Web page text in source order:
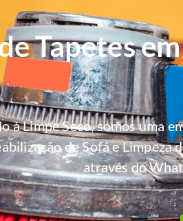
Tapetes
à Limpe Seco, somos uma
de Sofá e Limpeza
através do